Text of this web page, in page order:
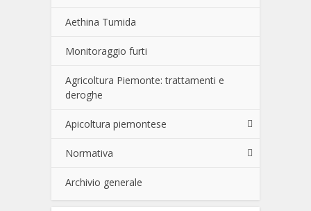
Aethina Tumida
Monitoraggio furti
Agricoltura Piemonte: trattamenti e
deroghe
Apicoltura piemontese
Normativa
Archivio generale